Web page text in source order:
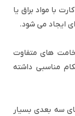
با مواد براق یا
ایجاد می شود.
های متفاوت
مناسبی داشته
سه بعدی بسیار